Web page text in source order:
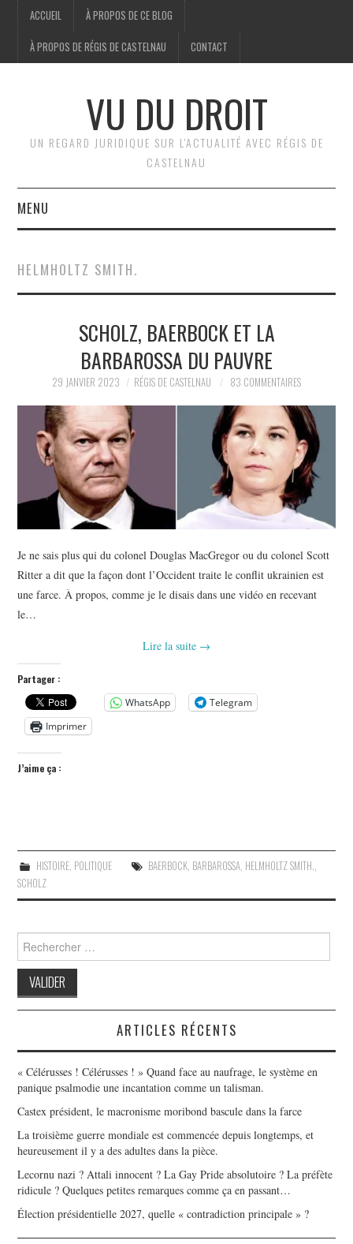
ACCUEIL À PROPOS DE CE BLOG
À PROPOS DE RÉGIS DE CASTELNAU CONTACT
VU DU DROIT
UN REGARD JURIDIQUE SUR L'ACTUALITÉ AVEC RÉGIS DE
CASTELNAU
MENU
BRÈVES
JURIDIQUE
POLITIQUE
HISTOIRE
CULTURE
SPORT
HELMHOLTZ SMITH.
SCHOLZ, BAERBOCK ET LA
BARBAROSSA DU PAUVRE
29 JANVIER 2023 RÉGIS DE CASTELNAU 83 COMMENTAIRES
Je ne sais plus qui du colonel Douglas MacGregor ou du colonel Scott
Ritter a dit que la façon dont l’Occident traite le conflit ukrainien est
une farce. À propos, comme je le disais dans une vidéo en recevant
le…
Lire la suite →
Partager :
WhatsApp
Telegram
Imprimer
J’aime ça :
HISTOIRE, POLITIQUE BAERBOCK, BARBAROSSA, HELMHOLTZ SMITH.,
SCHOLZ
Search
for:
ARTICLES RÉCENTS
« Célérusses ! Célérusses ! » Quand face au naufrage, le système en
panique psalmodie une incantation comme un talisman.
Castex président, le macronisme moribond bascule dans la farce
La troisième guerre mondiale est commencée depuis longtemps, et
heureusement il y a des adultes dans la pièce.
Lecornu nazi ? Attali innocent ? La Gay Pride absolutoire ? La préfète
ridicule ? Quelques petites remarques comme ça en passant…
Élection présidentielle 2027, quelle « contradiction principale » ?